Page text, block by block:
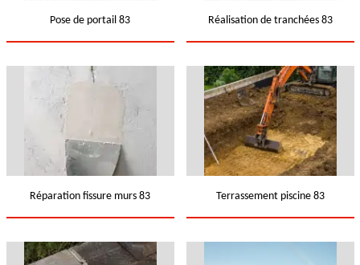
Pose de portail 83 Réalisation de tranchées 83
Réparation fissure murs 83 Terrassement piscine 83